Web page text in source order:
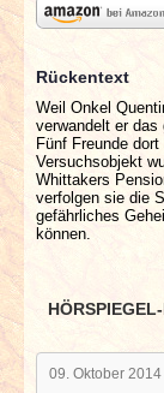
Rückentext
Weil Onkel
verwandelt er
Fünf Freunde
Versuchsobjekt
Whittakers
verfolgen sie die
gefährliches
können.
09. Oktober 2014